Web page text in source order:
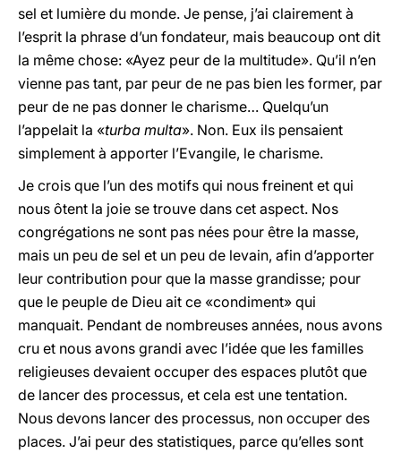
sel et lumière du monde. Je pense, j’ai clairement à
l’esprit la phrase d’un fondateur, mais beaucoup ont dit
la même chose: «Ayez peur de la multitude». Qu’il n’en
vienne pas tant, par peur de ne pas bien les former, par
peur de ne pas donner le charisme… Quelqu’un
l’appelait la «turba multa». Non. Eux ils pensaient
simplement à apporter l’Evangile, le charisme.
Je crois que l’un des motifs qui nous freinent et qui
nous ôtent la joie se trouve dans cet aspect. Nos
congrégations ne sont pas nées pour être la masse,
mais un peu de sel et un peu de levain, afin d’apporter
leur contribution pour que la masse grandisse; pour
que le peuple de Dieu ait ce «condiment» qui
manquait. Pendant de nombreuses années, nous avons
cru et nous avons grandi avec l’idée que les familles
religieuses devaient occuper des espaces plutôt que
de lancer des processus, et cela est une tentation.
Nous devons lancer des processus, non occuper des
places. J’ai peur des statistiques, parce qu’elles sont